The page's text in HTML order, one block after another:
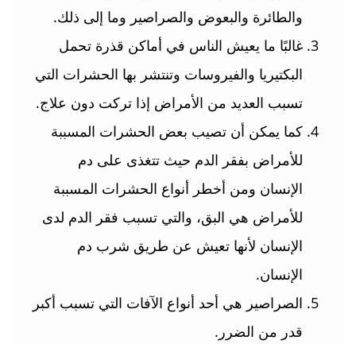
والطائرة والبعوض والصراصير وما إلى ذلك.
غالبًا ما يعيش الناس في أماكن قذرة تحمل
البكتيريا والفيروسات وتنتشر بها الحشرات التي
تسبب العديد من الأمراض إذا تركت دون علاج.
كما يمكن أن تصيب بعض الحشرات المسببة
للأمراض بفقر الدم حيث تتغذى على دم
الإنسان ومن أخطر أنواع الحشرات المسببة
للأمراض هي البق، والتي تسبب فقر الدم لدى
الإنسان لأنها تعيش عن طريق شرب دم
الإنسان.
الصراصير هي أحد أنواع الآفات التي تسبب أكبر
قدر من الضرر.